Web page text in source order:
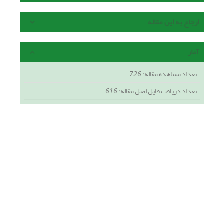
ارجاع به این مقاله
آمار
تعداد مشاهده مقاله:726
تعداد دریافت فایل اصل مقاله:616